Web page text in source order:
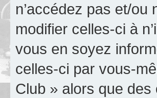
n’accédez pas et/ou
modifier celles-ci à
vous en soyez
celles-ci par vous-
Club » alors que